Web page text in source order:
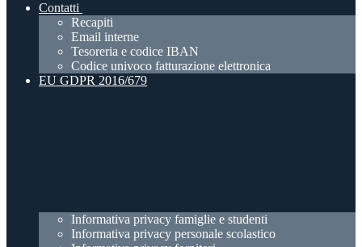
Contatti
Recapiti
Email interne
Tesoreria e codice IBAN
Codice univoco fatturazione elettronica
EU GDPR 2016/679
Informativa privacy famiglie e studenti
Informativa privacy personale scolastico